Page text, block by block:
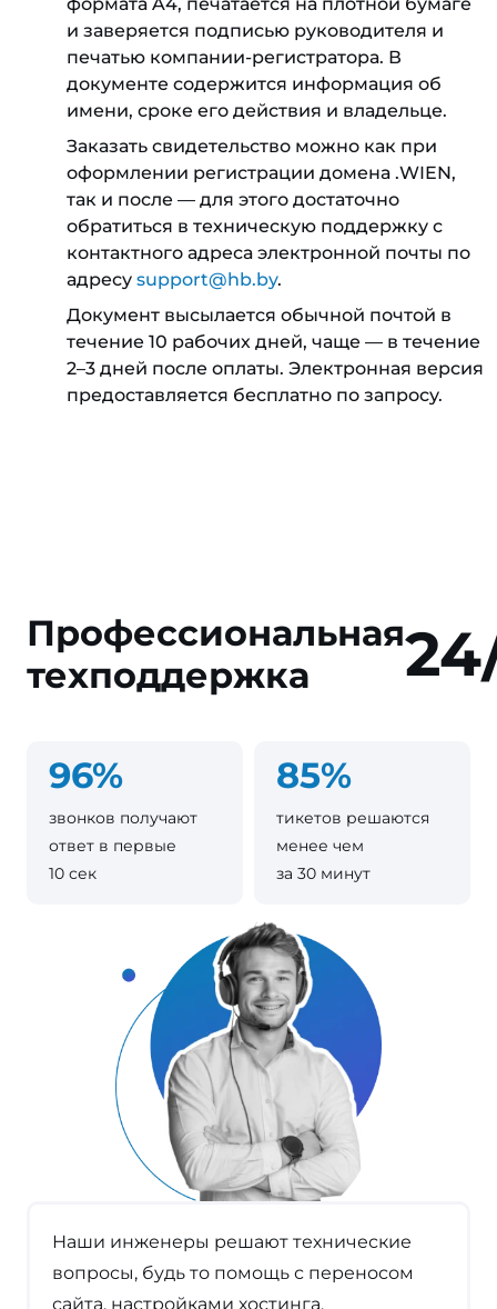
и заверяется подписью руководителя и
печатью компании-регистратора. В
документе содержится информация об
имени, сроке его действия и владельце.
Заказать свидетельство можно как при
оформлении регистрации домена .WIEN,
так и после — для этого достаточно
обратиться в техническую поддержку с
контактного адреса электронной почты по
адресу support@hb.by.
Документ высылается обычной почтой в
течение 10 рабочих дней, чаще — в течение
2–3 дней после оплаты. Электронная версия
предоставляется бесплатно по запросу.
Профессиональная
техподдержка
Наши инженеры решают технические
вопросы, будь то помощь с переносом
сайта, настройками хостинга.
96%
звонков получают
ответ в первые
10 сек
85%
тикетов решаются
менее чем
за 30 минут